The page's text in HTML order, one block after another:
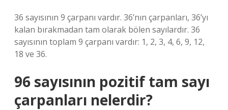
36 sayısının 9 çarpanı vardır. 36’nın çarpanları, 36’yı
kalan bırakmadan tam olarak bölen sayılardır. 36
sayısının toplam 9 çarpanı vardır: 1, 2, 3, 4, 6, 9, 12,
18 ve 36.
96 sayısının pozitif tam sayı
çarpanları nelerdir?